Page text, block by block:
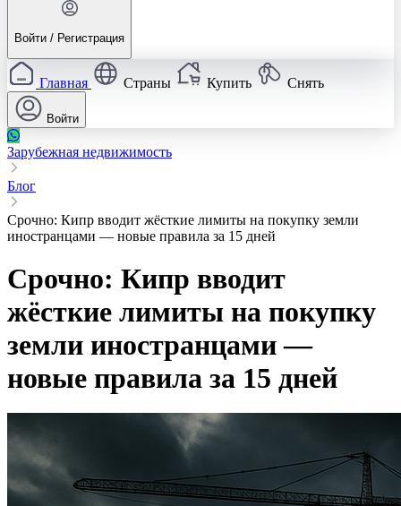
Войти / Регистрация
Главная Страны Купить Снять
Войти
Зарубежная недвижимость
Блог
Срочно: Кипр вводит жёсткие лимиты на покупку земли
иностранцами — новые правила за 15 дней
Срочно: Кипр вводит
жёсткие лимиты на покупку
земли иностранцами —
новые правила за 15 дней